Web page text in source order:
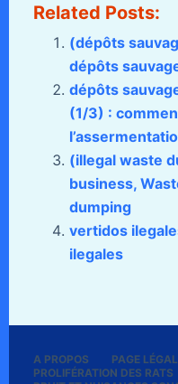
Related Posts:
(dépôts
dépôts
dépôts
(1/3) :
(illegal waste
business,
dumping
vertidos
ilegales
A PROPOS PAGE
PROLIFÉRATION DES RATS